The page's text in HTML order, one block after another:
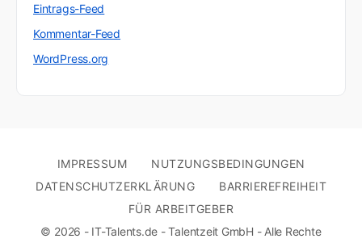
Eintrags-Feed
Kommentar-Feed
WordPress.org
IMPRESSUM
NUTZUNGSBEDINGUNGEN
DATENSCHUTZERKLÄRUNG
BARRIEREFREIHEIT
FÜR ARBEITGEBER
© 2026 - IT-Talents.de - Talentzeit GmbH - Alle Rechte